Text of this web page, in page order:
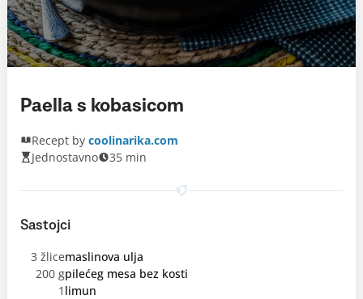
Paella s kobasicom
Recept by coolinarika.com
Jednostavno
35 min
Sastojci
3 žlicemaslinova ulja
200 gpilećeg mesa bez kosti
1 limun